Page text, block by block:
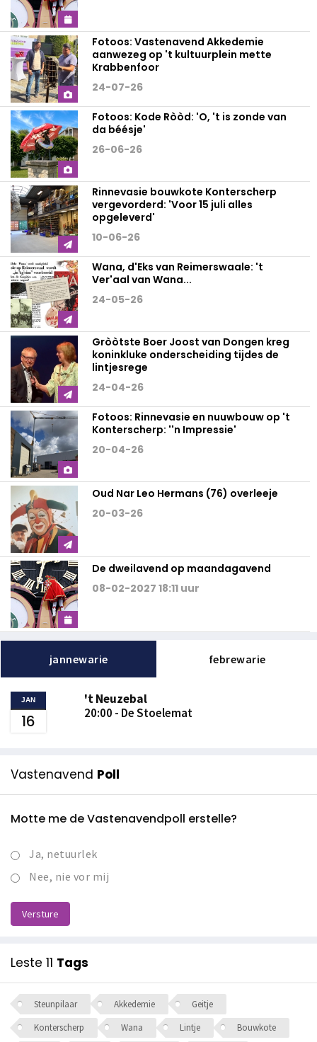
Fotoos: Vastenavend Akkedemie
aanwezeg op 't kultuurplein mette
Krabbenfoor
24-07-26
Fotoos: Kode Ròòd: 'O, 't is zonde van
da béésje'
26-06-26
Rinnevasie bouwkote Konterscherp
vergevorderd: 'Voor 15 juli alles
opgeleverd'
10-06-26
Wana, d'Eks van Reimerswaale: 't
Ver'aal van Wana...
24-05-26
Gròòtste Boer Joost van Dongen kreg
koninkluke onderscheiding tijdes de
lintjesrege
24-04-26
Fotoos: Rinnevasie en nuuwbouw op 't
Konterscherp: ''n Impressie'
20-04-26
Oud Nar Leo Hermans (76) overleeje
20-03-26
De dweilavend op maandagavend
08-02-2027 18:11 uur
jannewarie febrewarie
JAN
16
't Neuzebal
20:00 - De Stoelemat
Vastenavend Poll
Motte me de Vastenavendpoll erstelle?
Ja, netuurlek
Nee, nie vor mij
Versture
Leste 11 Tags
Steunpilaar Akkedemie
Geitje
Konterscherp
Wana Lintje Bouwkote